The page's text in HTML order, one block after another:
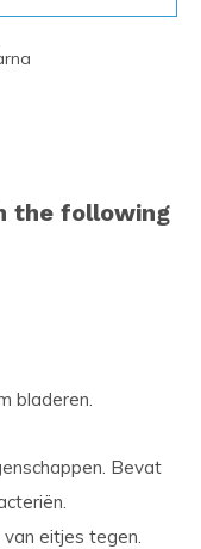
the following
bladeren.
Bevat
eitjes tegen.